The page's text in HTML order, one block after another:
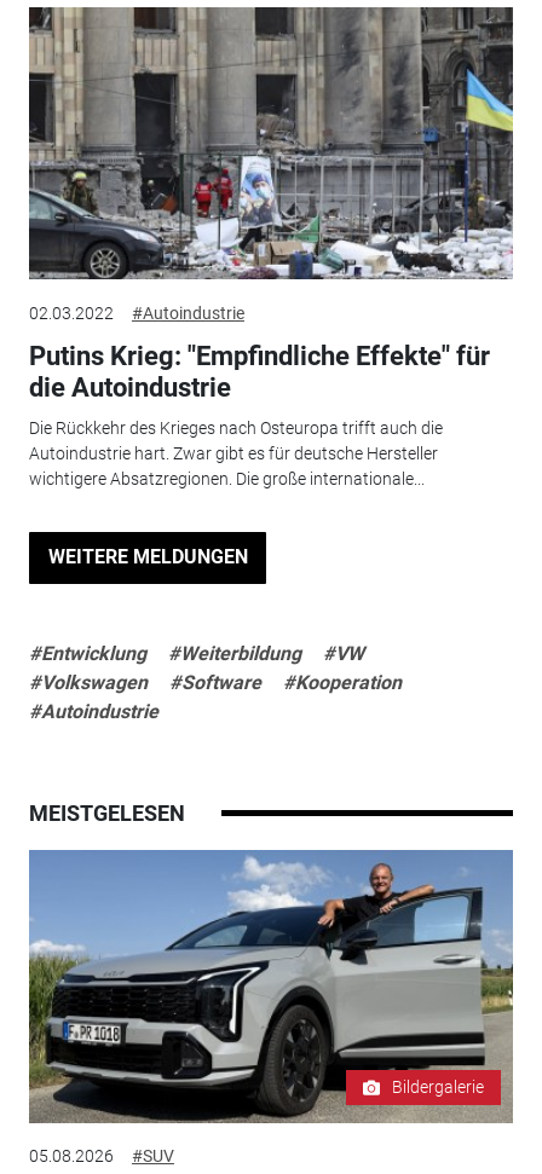
02.03.2022 #Autoindustrie
Putins Krieg: "Empfindliche Effekte" für
die Autoindustrie
Die Rückkehr des Krieges nach Osteuropa trifft auch die
Autoindustrie hart. Zwar gibt es für deutsche Hersteller
wichtigere Absatzregionen. Die große internationale...
WEITERE MELDUNGEN
#Entwicklung #Weiterbildung
#VW
#Volkswagen
#Software
#Kooperation
#Autoindustrie
MEISTGELESEN
Bildergalerie
05.08.2026 #SUV